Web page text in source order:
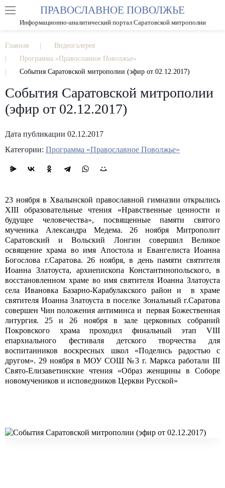
РАЗМЕР ШРИФТА А А
ПРАВОСЛАВНОЕ ПОВОЛЖЬЕ
Информационно-аналитический портал Саратовской митрополии
Главная
Видеогалерея
Программа «Православное Поволжье»
События Саратовской митрополии (эфир от 02.12.2017)
События Саратовской митрополии
(эфир от 02.12.2017)
Дата публикации 02.12.2017
Категории: Программа «Православное Поволжье»
23 ноября в Хвалынской православной гимназии открылись
XIII образовательные чтения «Нравственные ценности и
будущее человечества», посвященные памяти святого
мученика Александра Медема. 26 ноября Митрополит
Саратовский и Вольский Лонгин совершил Великое
освящение храма во имя Апостола и Евангелиста Иоанна
Богослова г.Саратова. 26 ноября, в день памяти святителя
Иоанна Златоуста, архиепископа Константинопольского, в
восстановленном храме во имя святителя Иоанна Златоуста
села Ивановка Базарно-Карабулакского район и в храме
святителя Иоанна Златоуста в поселке Зональный г.Саратова
совершен Чин положения антиминса и первая Божественная
литургия. 25 и 26 ноября в зале церковных собраний
Покровского храма проходил финальный этап VIII
епархиального фестиваля детского творчества для
воспитанников воскресных школ «Поделись радостью с
другом». 29 ноября в МОУ СОШ №3 г. Маркса работали III
Свято-Елизаветинские чтения «Образ женщины в Соборе
новомучеников и исповедников Церкви Русской»